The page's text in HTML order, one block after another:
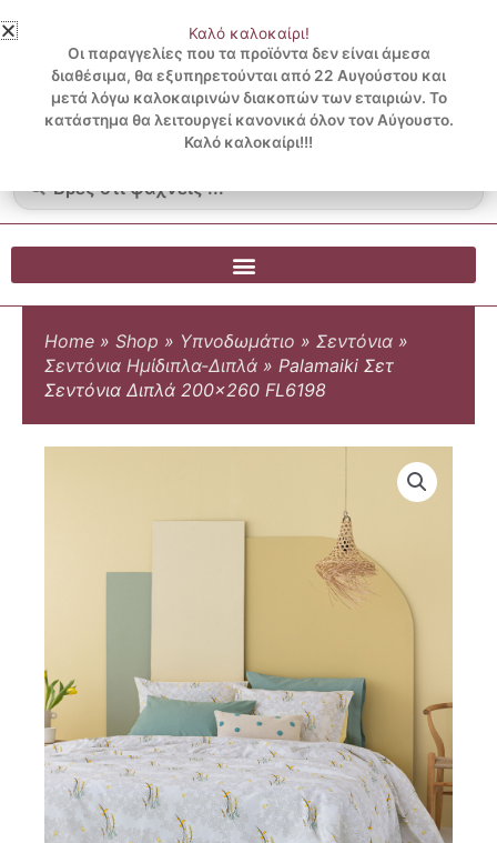
στο
περιεχόμενο
3 ΔΟΣΕΙΣ ΧΩΡΙΣ ΠΙΣΤΩΤΙΚΗ ΜΕ KLARNA
...
Λογαριασμός
Blog
0.00€
0
Cart
Home » Shop » Υπνοδωμάτιο » Σεντόνια »
Σεντόνια Ημίδιπλα-Διπλά » Palamaiki Σετ
Σεντόνια Διπλά 200×260 FL6198
Καλό καλοκαίρι!
Οι παραγγελίες που τα προϊόντα δεν είναι άμεσα
διαθέσιμα, θα εξυπηρετούνται από 22 Αυγούστου και
μετά λόγω καλοκαιρινών διακοπών των εταιριών. Το
κατάστημα θα λειτουργεί κανονικά όλον τον Αύγουστο.
Καλό καλοκαίρι!!!